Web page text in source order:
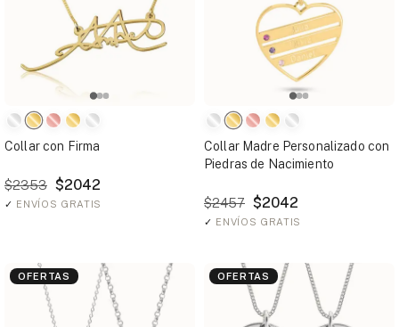
Collar con Firma
$2353 $2042
✓ ENVÍOS GRATIS
Collar Madre Personalizado con
Piedras de Nacimiento
$2457 $2042
✓ ENVÍOS GRATIS
OFERTAS OFERTAS